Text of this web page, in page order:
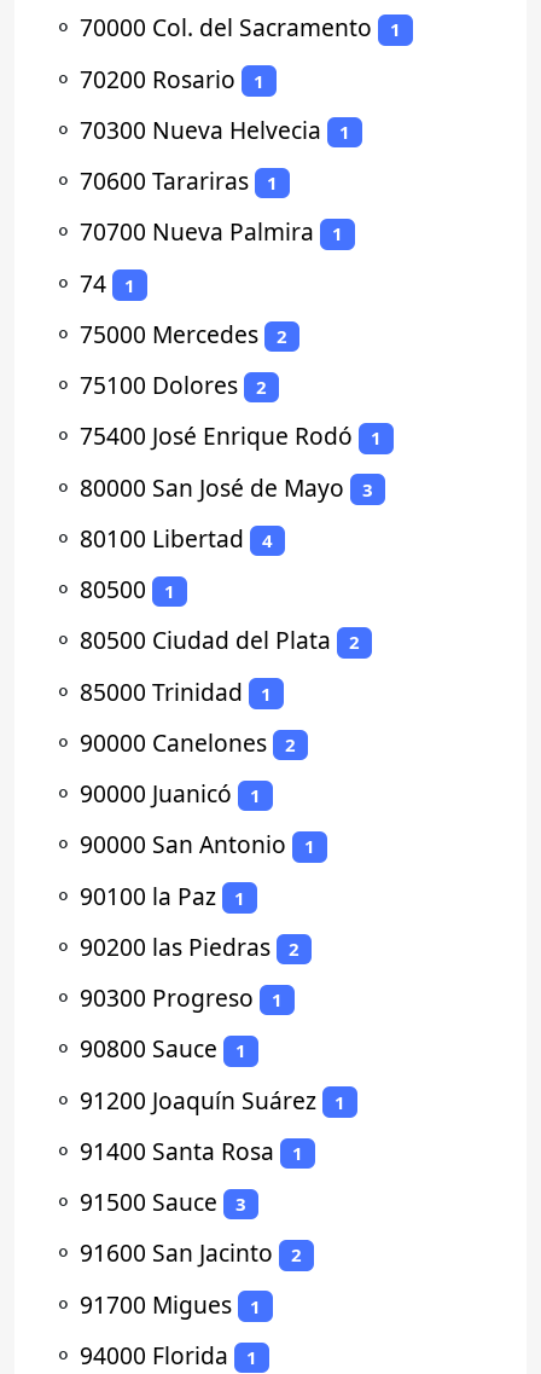
⚬ 70000 Col. del Sacramento 1
⚬ 70200 Rosario 1
⚬ 70300 Nueva Helvecia 1
⚬ 70600 Tarariras 1
⚬ 70700 Nueva Palmira 1
⚬ 74 1
⚬ 75000 Mercedes 2
⚬ 75100 Dolores 2
⚬ 75400 José Enrique Rodó 1
⚬ 80000 San José de Mayo 3
⚬ 80100 Libertad 4
⚬ 80500 1
⚬ 80500 Ciudad del Plata 2
⚬ 85000 Trinidad 1
⚬ 90000 Canelones 2
⚬ 90000 Juanicó 1
⚬ 90000 San Antonio 1
⚬ 90100 la Paz 1
⚬ 90200 las Piedras 2
⚬ 90300 Progreso 1
⚬ 90800 Sauce 1
⚬ 91200 Joaquín Suárez 1
⚬ 91400 Santa Rosa 1
⚬ 91500 Sauce 3
⚬ 91600 San Jacinto 2
⚬ 91700 Migues 1
⚬ 94000 Florida 1